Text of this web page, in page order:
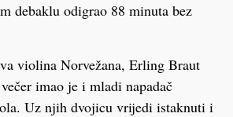
debaklu odigrao 88 minuta bez
violina Norvežana, Erling Braut
imao je i mladi napadač
Uz njih dvojicu vrijedi istaknuti i